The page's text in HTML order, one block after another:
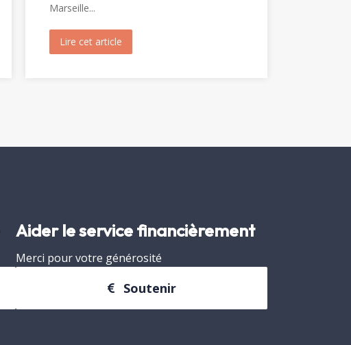
Marseille...
Lire cet article
Aider le service financièrement
Merci pour votre générosité
Soutenir